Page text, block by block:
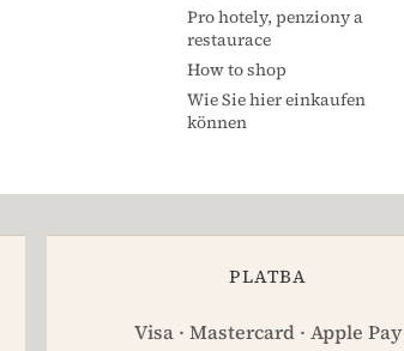
Pro hotely, penziony a
restaurace
How to shop
Wie Sie hier einkaufen
können
PLATBA
Visa · Mastercard · Apple Pay